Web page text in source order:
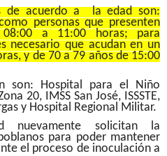
de acuerdo a la edad son:
personas que presenten
08:00 a 11:00 horas; para
necesario que acudan en un
y de 70 a 79 años de 15:00
son: Hospital para el Niño
20, IMSS San José, ISSSTE,
y Hospital Regional Militar.
nuevamente solicitan la
para poder mantener
el proceso de inoculación a